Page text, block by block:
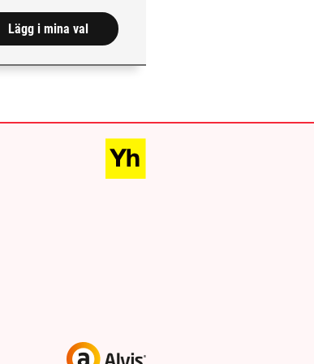
Lägg i mina val